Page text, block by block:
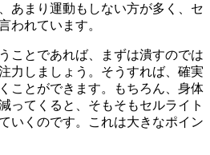
あまり運動もしない方が多く、セ
われています。
ことであれば、まずは潰すのでは
力しましょう。そうすれば、確実
ことができます。もちろん、身体
ってくると、そもそもセルライト
いくのです。これは大きなポイン